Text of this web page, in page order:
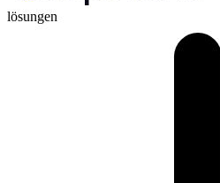
lösungen